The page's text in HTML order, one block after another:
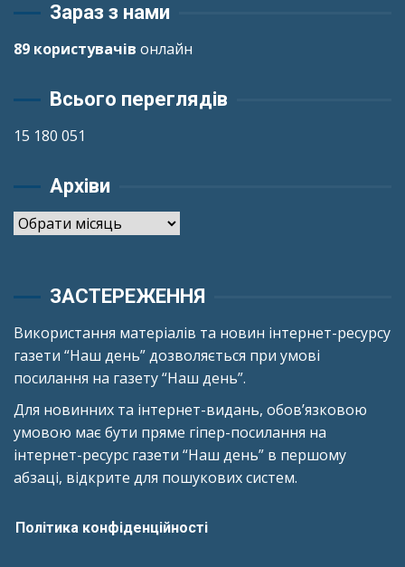
Зараз з нами
89 користувачів онлайн
Всього переглядів
15 180 051
Архіви
Архіви
ЗАСТЕРЕЖЕННЯ
Використання матеріалів та новин інтернет-ресурсу
газети “Наш день” дозволяється при умові
посилання на газету “Наш день”.
Для новинних та інтернет-видань, обов’язковою
умовою має бути пряме гіпер-посилання на
інтернет-ресурс газети “Наш день” в першому
абзаці, відкрите для пошукових систем.
Політика конфіденційності